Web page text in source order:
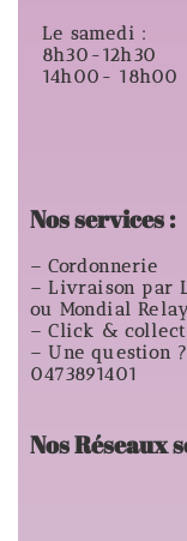
Le samedi :
8h30-12h30
14h00- 18h00
Nos services :
– Cordonnerie
– Livraison par
ou Mondial
– Click & collect
– Une question
0473891401
Nos Réseaux